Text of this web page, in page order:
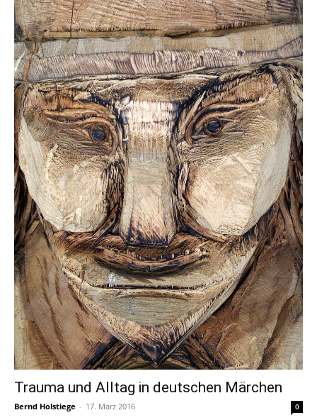
Trauma und Alltag in deutschen Märchen
Bernd Holstiege - 17. März 2016 0